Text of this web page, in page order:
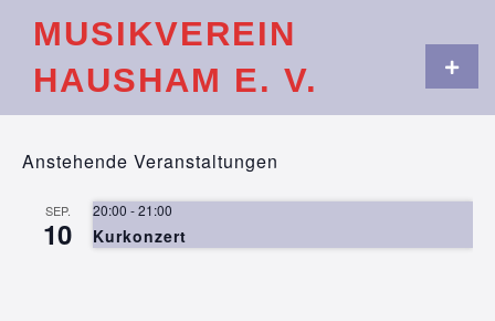
MUSIKVEREIN
HAUSHAM E. V.
Anstehende Veranstaltungen
SEP.
10
20:00 -21:00
Kurkonzert